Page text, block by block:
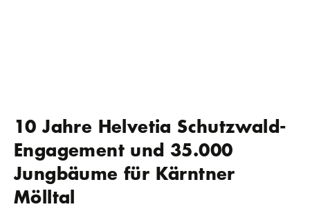
10 Jahre Helvetia Schutzwald-
Engagement und 35.000
Jungbäume für Kärntner
Mölltal